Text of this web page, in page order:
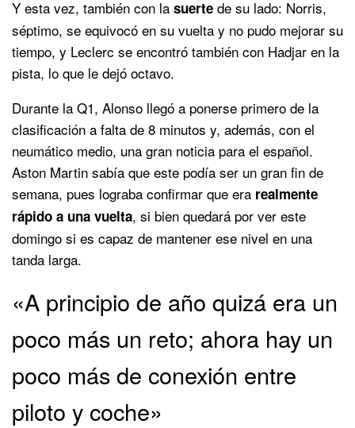
Y esta vez, también con la suerte de su lado: Norris,
séptimo, se equivocó en su vuelta y no pudo mejorar su
tiempo, y Leclerc se encontró también con Hadjar en la
pista, lo que le dejó octavo.
Durante la Q1, Alonso llegó a ponerse primero de la
clasificación a falta de 8 minutos y, además, con el
neumático medio, una gran noticia para el español.
Aston Martin sabía que este podía ser un gran fin de
semana, pues lograba confirmar que era realmente
rápido a una vuelta, si bien quedará por ver este
domingo si es capaz de mantener ese nivel en una
tanda larga.
«A principio de año quizá era un
poco más un reto; ahora hay un
poco más de conexión entre
piloto y coche»